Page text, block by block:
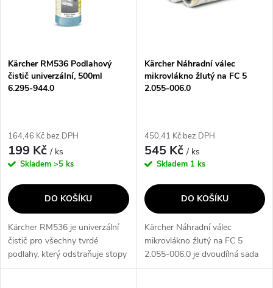
p
o
d
u
k
t
s
p
o
d
u
k
t
Kärcher RM536 Podlahový
čistič univerzální, 500ml
6.295-944.0
164,46 Kč bez DPH
199 Kč/ ks
Skladem >5 ks
DO KOŠÍKU
Kärcher RM536 je univerzální
čistič pro všechny tvrdé
podlahy, který odstraňuje stopy
po obuvi a zanechává výsledek
Kärcher Náhradní válec
mikrovlákno žlutý na FC 5
2.055-006.0
450,41 Kč bez DPH
545 Kč/ ks
Skladem 1 ks
DO KOŠÍKU
Kärcher Náhradní válec
mikrovlákno žlutý na FC 5
2.055-006.0 je dvoudílná sada
válců z mikrovláken, která